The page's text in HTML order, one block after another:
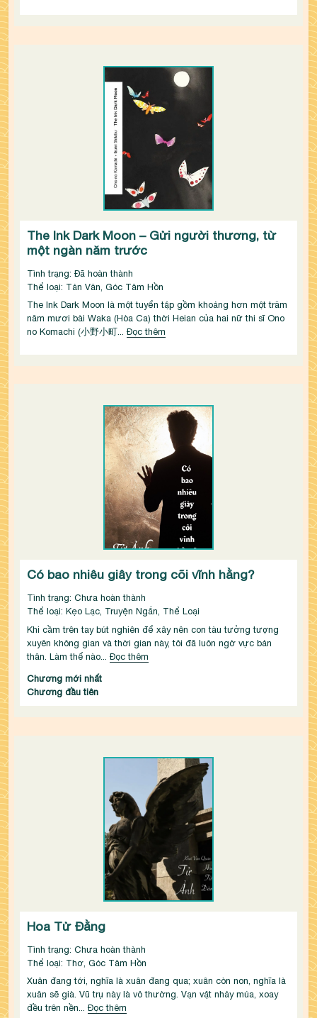
The Ink Dark Moon – Gửi người thương, từ
một ngàn năm trước
Tình trạng: Đã hoàn thành
Thể loại: Tản Văn, Góc Tâm Hồn
The Ink Dark Moon là một tuyển tập gồm khoảng hơn một trăm
năm mươi bài Waka (Hòa Ca) thời Heian của hai nữ thi sĩ Ono
no Komachi (小野小町... Đọc thêm
Có bao nhiêu giây trong cõi vĩnh hằng?
Tình trạng: Chưa hoàn thành
Thể loại: Kẹo Lạc, Truyện Ngắn, Thể Loại
Khi cầm trên tay bút nghiên để xây nên con tàu tưởng tượng
xuyên không gian và thời gian này, tôi đã luôn ngờ vực bản
thân. Làm thế nào...
Đọc thêm
Chương mới nhất
Chương đầu tiên
Hoa Tử Đằng
Tình trạng: Chưa hoàn thành
Thể loại: Thơ, Góc Tâm Hồn
Xuân đang tới, nghĩa là xuân đang qua; xuân còn non, nghĩa là
xuân sẽ già. Vũ trụ này là vô thường. Vạn vật nhảy múa, xoay
đều trên nền... Đọc thêm